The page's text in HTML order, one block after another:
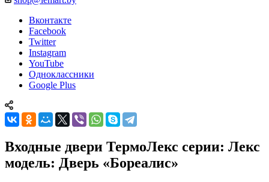
Вконтакте
Facebook
Twitter
Instagram
YouTube
Одноклассники
Google Plus
Входные двери ТермоЛекс серии: Лекс
модель: Дверь «Бореалис»